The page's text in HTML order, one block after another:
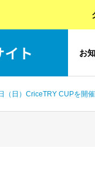
ト お
（日）CriceTRY CUPを開